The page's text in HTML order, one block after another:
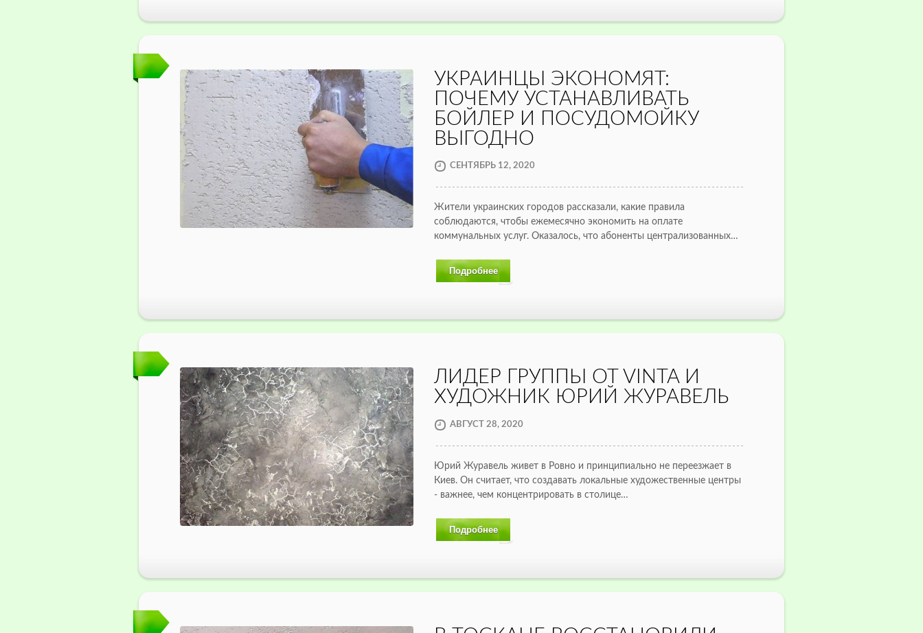
УКРАИНЦЫ ЭКОНОМЯТ:
ПОЧЕМУ УСТАНАВЛИВАТЬ
БОЙЛЕР И ПОСУДОМОЙКУ
ВЫГОДНО
СЕНТЯБРЬ 12, 2020
Жители украинских городов рассказали, какие правила
соблюдаются, чтобы ежемесячно экономить на оплате
коммунальных услуг. Оказалось, что абоненты централизованных…
Подробнее
ЛИДЕР ГРУППЫ OT VINTA И
ХУДОЖНИК ЮРИЙ ЖУРАВЕЛЬ
АВГУСТ 28, 2020
Юрий Журавель живет в Ровно и принципиально не переезжает в
Киев. Он считает, что создавать локальные художественные центры
- важнее, чем концентрировать в столице…
Подробнее